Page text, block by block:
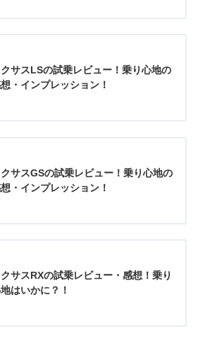
クサスLSの試乗レビュー！乗り心地の
・インプレッション！
クサスGSの試乗レビュー！乗り心地の
・インプレッション！
クサスRXの試乗レビュー・感想！乗り
はいかに？！